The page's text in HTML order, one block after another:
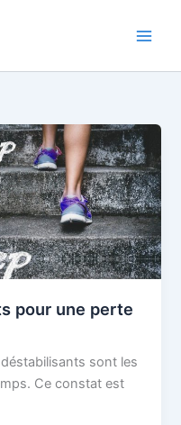
pour une perte
sont les
Ce constat est